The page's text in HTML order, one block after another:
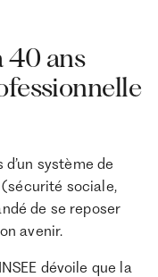
40 ans
système de
sociale,
de se reposer
avenir.
dévoile que la